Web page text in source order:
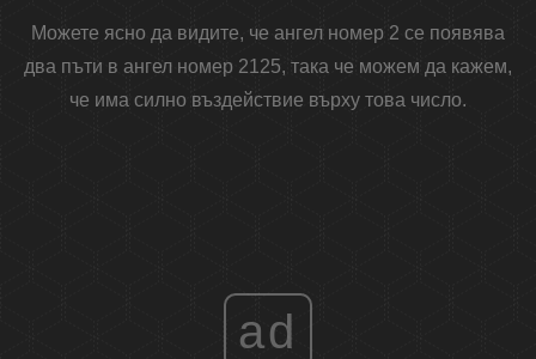
Можете ясно да видите, че ангел номер 2 се появява
два пъти в ангел номер 2125, така че можем да кажем,
че има силно въздействие върху това число.
ad